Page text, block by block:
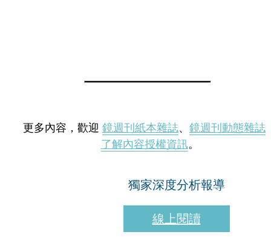
更多內容，歡迎 鏡週刊紙本雜誌、 鏡週刊動態雜誌
了解內容授權資訊。
獨家深度分析報導
線上閱讀